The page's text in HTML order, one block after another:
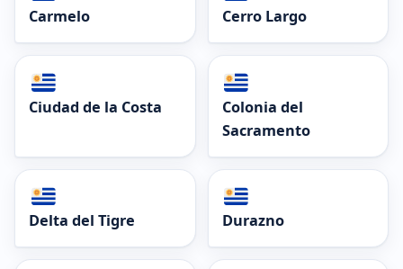
Carmelo Cerro Largo
Ciudad de la Costa
Colonia del
Sacramento
Delta del Tigre Durazno